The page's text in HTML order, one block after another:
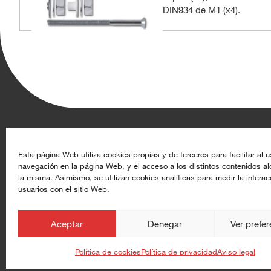
Esta página Web utiliza cookies propias y de terceros para facilitar al
navegación en la página Web, y el acceso a los distintos contenidos
la misma. Asimismo, se utilizan cookies analíticas para medir la
usuarios con el sitio Web.
Aceptar Denegar Ver
Política de cookiesPolítica de privacidadAviso legal
DIN934 de M1 (x4).
Calle de Rey Pastor 17, 28914 Leganés (Madrid)
+34 91 633 44 50
aghasaturis.com
at.com.es
Datoproducto